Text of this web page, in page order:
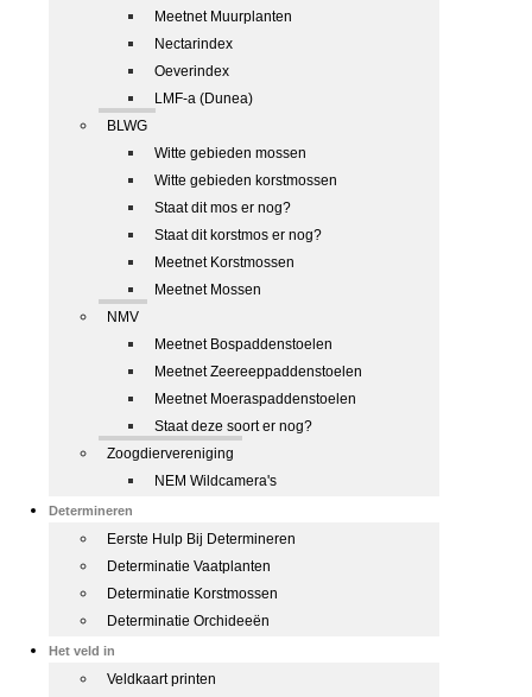
Meetnet Muurplanten
Nectarindex
Oeverindex
LMF-a (Dunea)
BLWG
Witte gebieden mossen
Witte gebieden korstmossen
Staat dit mos er nog?
Staat dit korstmos er nog?
Meetnet Korstmossen
Meetnet Mossen
NMV
Meetnet Bospaddenstoelen
Meetnet Zeereeppaddenstoelen
Meetnet Moeraspaddenstoelen
Staat deze soort er nog?
Zoogdiervereniging
NEM Wildcamera's
Determineren
Eerste Hulp Bij Determineren
Determinatie Vaatplanten
Determinatie Korstmossen
Determinatie Orchideeën
Het veld in
Veldkaart printen